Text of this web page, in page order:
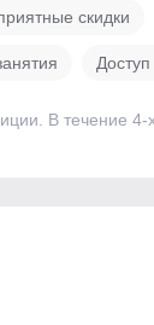
скидки
Доступ
В течение